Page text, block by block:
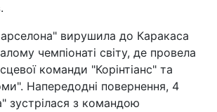
вирушила до Каракаса
чемпіонаті світу, де провела
команди "Корінтіанс" та
Напередодні повернення, 4
зустрілася з командою